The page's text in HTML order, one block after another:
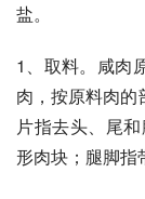
盐。
1、取料。咸肉
肉，按原料肉
片指去头、尾
形肉块；腿脚指